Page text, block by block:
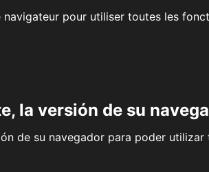
pour utiliser toutes les
la versión de su
de su navegador para poder